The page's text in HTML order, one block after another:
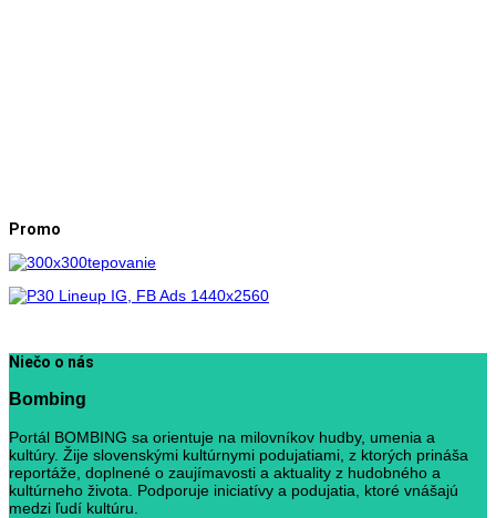
Promo
Niečo o nás
Bombing
Portál BOMBING sa orientuje na milovníkov hudby, umenia a
kultúry. Žije slovenskými kultúrnymi podujatiami, z ktorých prináša
reportáže, doplnené o zaujímavosti a aktuality z hudobného a
kultúrneho života. Podporuje iniciatívy a podujatia, ktoré vnášajú
medzi ľudí kultúru.